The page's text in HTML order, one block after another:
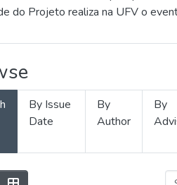
do Projeto realiza na UFV o
By Issue
Date
By
Author
By